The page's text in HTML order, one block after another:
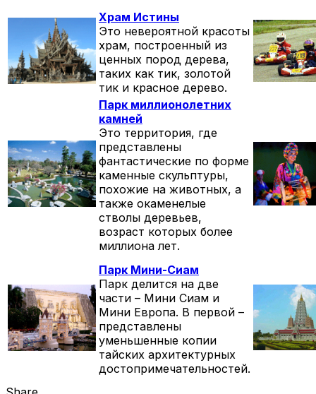
Храм Истины
Это невероятной красоты
храм, построенный из
ценных пород дерева,
таких как тик, золотой
тик и красное дерево.
Парк миллионолетних
камней
Это территория, где
представлены
фантастические по форме
каменные скульптуры,
похожие на животных, а
также окаменелые
стволы деревьев,
возраст которых более
миллиона лет.
Парк Мини-Сиам
Парк делится на две
части – Мини Сиам и
Мини Европа. В первой –
представлены
уменьшенные копии
тайских архитектурных
достопримечательностей.